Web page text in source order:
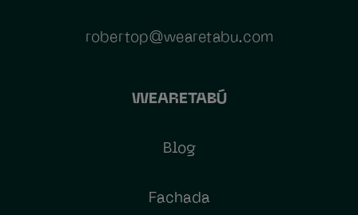
robertop@wearetabu.com
WEARETABÚ
Blog
Fachada